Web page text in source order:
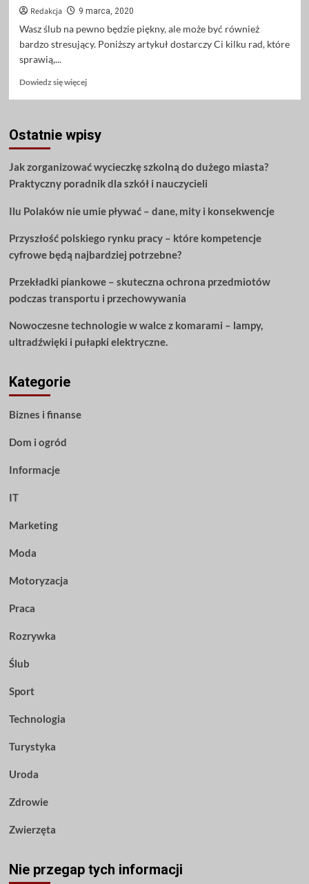
Redakcja 9 marca, 2020
Wasz ślub na pewno będzie piękny, ale może być również
bardzo stresujący. Poniższy artykuł dostarczy Ci kilku rad, które
sprawią,...
Dowiedz się więcejDowiedz
Wskazówki
dotyczące
planowania
dnia
Ostatnie wpisy
Jak zorganizować wycieczkę szkolną do dużego miasta?
Praktyczny poradnik dla szkół i nauczycieli
Ilu Polaków nie umie pływać – dane, mity i konsekwencje
Przyszłość polskiego rynku pracy – które kompetencje
cyfrowe będą najbardziej potrzebne?
Przekładki piankowe – skuteczna ochrona przedmiotów
podczas transportu i przechowywania
Nowoczesne technologie w walce z komarami – lampy,
ultradźwięki i pułapki elektryczne.
Kategorie
Biznes i finanse
Dom i ogród
Informacje
IT
Marketing
Moda
Motoryzacja
Praca
Rozrywka
Ślub
Sport
Technologia
Turystyka
Uroda
Zdrowie
Zwierzęta
Nie przegap tych informacji